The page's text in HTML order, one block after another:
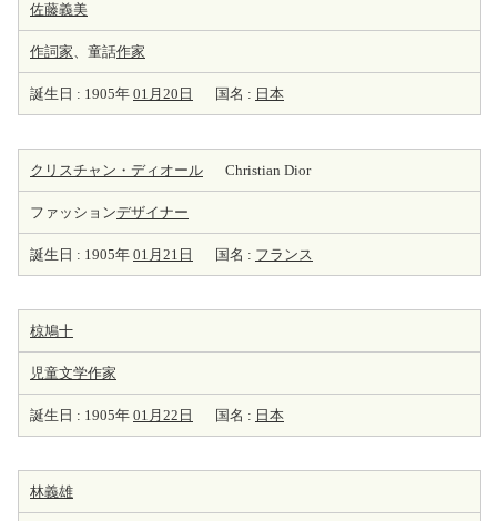
佐藤義美
作詞家、童話作家
誕生日 : 1905年 01月20日 国名 : 日本
クリスチャン・ディオール Christian Dior
ファッションデザイナー
誕生日 : 1905年 01月21日 国名 : フランス
椋鳩十
児童文学作家
誕生日 : 1905年 01月22日 国名 : 日本
林義雄